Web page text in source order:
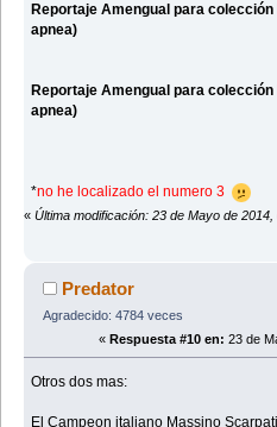
Reportaje Amengual para
apnea)
Reportaje Amengual para
apnea)
*no he localizado el numero 3
« Última modificación: 23 de Mayo de
Predator
Agradecido: 4784 veces
« Respuesta #10 en: 23 de
Otros dos mas:
El Campeon italiano Massino